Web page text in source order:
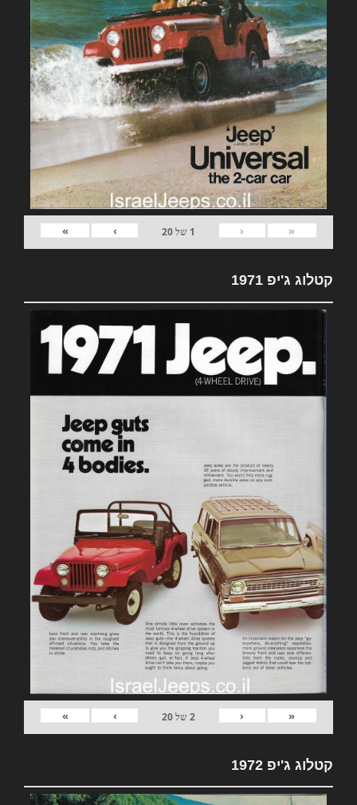
«
‹
1 של20
›
»
קטלוג ג'יפ 1971
«
‹
2של20
›
»
קטלוג ג'יפ 1972